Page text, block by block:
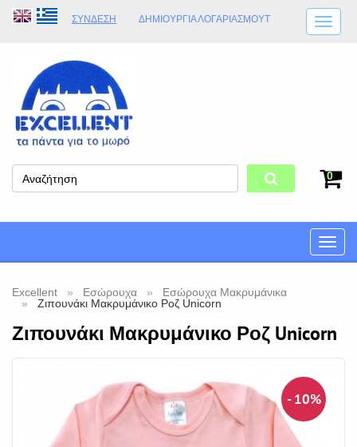
ΣΎΝΔΕΣΗ ΔΗΜΙΟΥΡΓΊΑ ΛΟΓΑΡΙΑΣΜΟΎT
ΩΡΆΡΙΟ ΚΑΤΑΣΤΉΜΑΤΟΣ
ΦΥΣΙΚΌ ΚΑΤΆΣΤΗΜΑ
0
Toggle
Excellent Εσώρουχα
Εσώρουχα Μακρυμάνικα
Ζιπουνάκι Μακρυμάνικο Ροζ Unicorn
Ζιπουνάκι Μακρυμάνικο Ροζ Unicorn
- 10%